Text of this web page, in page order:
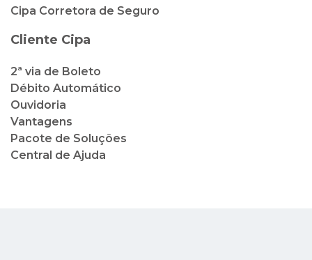
Cipa Corretora de Seguro
Cliente Cipa
2ª via de Boleto
Débito Automático
Ouvidoria
Vantagens
Pacote de Soluções
Central de Ajuda